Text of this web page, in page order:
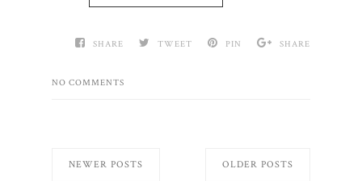
SHARE TWEET PIN SHARE
NO COMMENTS
NEWER POSTS OLDER POSTS